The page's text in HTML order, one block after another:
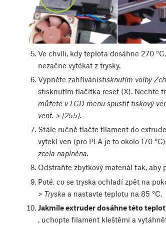
Ve chvíli, kdy teplota dosáhne 270
nezačne vytékat z trysky.
Vypněte zahřívánístisknutím volby
stisknutím tlačítka reset (X). Nechte
můžete v LCD menu spustit tiskový
vent.-> [255].
Stále ručně tlačte filament do
vytekl ven (pro PLA je to okolo 170
zcela naplněna.
Odstraňte zbytkový materiál tak,
Poté, co se tryska ochladí zpět na
> Tryska a nastavte teplotu na 85 °C.
Jakmile extruder dosáhne této
, uchopte filament kleštěmi a